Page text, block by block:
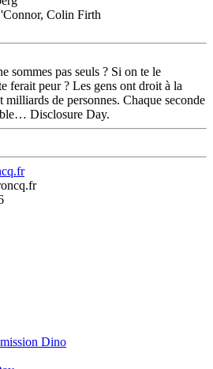
Colin Firth
sommes pas seuls ? Si on te le
ferait peur ? Les gens ont droit à la
milliards de personnes. Chaque seconde
Disclosure Day.
Dino